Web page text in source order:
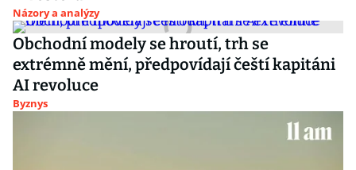
Názory a analýzy
Obchodní modely se hroutí, trh se
extrémně mění, předpovídají čeští kapitáni
AI revoluce
Byznys